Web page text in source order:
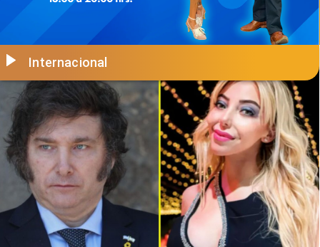
Internacional